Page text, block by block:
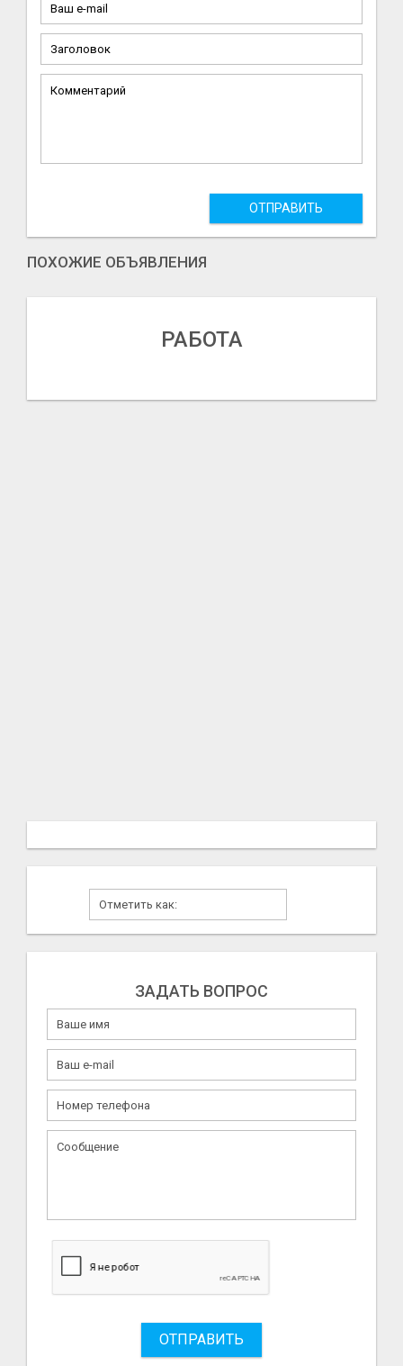
ОТПРАВИТЬ
ПОХОЖИЕ ОБЪЯВЛЕНИЯ
РАБОТА
ЗАДАТЬ ВОПРОС
ОТПРАВИТЬ